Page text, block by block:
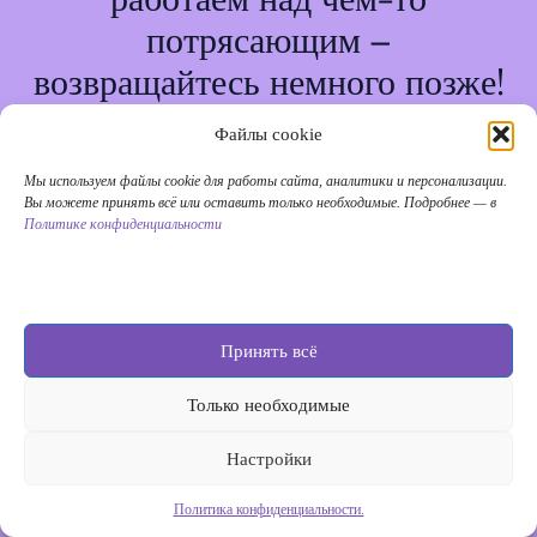
Файлы cookie
Мы используем файлы cookie для работы сайта, аналитики и персонализации.
Вы можете принять всё или оставить только необходимые. Подробнее — в
Политике конфиденциальности
Принять всё
Только необходимые
Настройки
Политика конфиденциальности.
потрясающим –
возвращайтесь немного позже!